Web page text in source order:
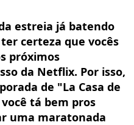
estreia já batendo
certeza que vocês
próximos
da Netflix. Por isso,
de "La Casa de
tá bem pros
uma maratonada